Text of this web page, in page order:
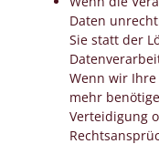
Daten
Sie statt der
Wenn wir
mehr
Verteidigung